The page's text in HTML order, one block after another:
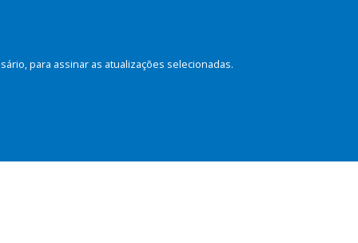
para assinar as atualizações selecionadas.